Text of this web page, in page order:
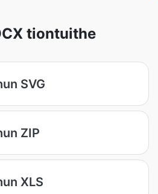
tiontuithe
SVG
ZIP
XLS